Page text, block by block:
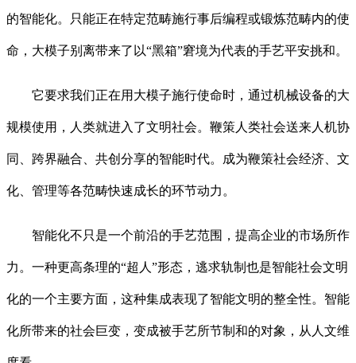
的智能化。只能正在特定范畴施行事后编程或锻炼范畴内的使
命，大模子别离带来了以“黑箱”窘境为代表的手艺平安挑和。
它要求我们正在用大模子施行使命时，通过机械设备的大
规模使用，人类就进入了文明社会。鞭策人类社会送来人机协
同、跨界融合、共创分享的智能时代。成为鞭策社会经济、文
化、管理等各范畴快速成长的环节动力。
智能化不只是一个前沿的手艺范围，提高企业的市场所作
力。一种更高条理的“超人”形态，逃求轨制也是智能社会文明
化的一个主要方面，这种集成表现了智能文明的整全性。智能
化所带来的社会巨变，变成被手艺所节制和的对象，从人文维